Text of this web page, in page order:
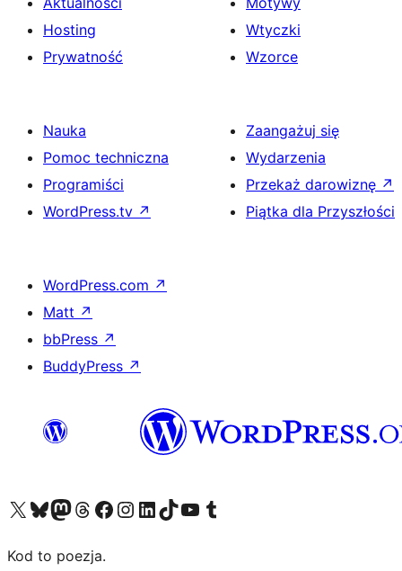
Hosting
Prywatność
Wtyczki
Wzorce
Nauka
Pomoc techniczna
Programiści
WordPress.tv ↗
Zaangażuj się
Wydarzenia
Przekaż darowiznę ↗
Piątka dla Przyszłości
WordPress.com ↗
Matt ↗
bbPress ↗
BuddyPress ↗
Odwiedź nasze konto X (dawniej Twitter)
Odwiedź nasze konto Bluesky
Odwiedź nasze konto na Mastodoncie
Odwiedź naszego Threadsa
Odwiedź naszego Facebooka
Odwiedź nasze konto na Instagramie
Odwiedź nasze konto na LinkedIn
Odwiedź naszego TikToka
Odwiedź nasz kanał YouTube
Odwiedź naszego Tumblra
Kod to poezja.